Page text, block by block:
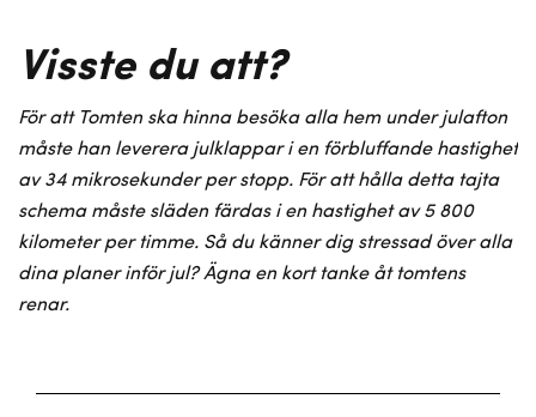
Visste du att?
För att Tomten ska hinna besöka alla hem under julafton
måste han leverera julklappar i en förbluffande hastighet
av 34 mikrosekunder per stopp. För att hålla detta tajta
schema måste släden färdas i en hastighet av 5 800
kilometer per timme. Så du känner dig stressad över alla
dina planer inför jul? Ägna en kort tanke åt tomtens
renar.